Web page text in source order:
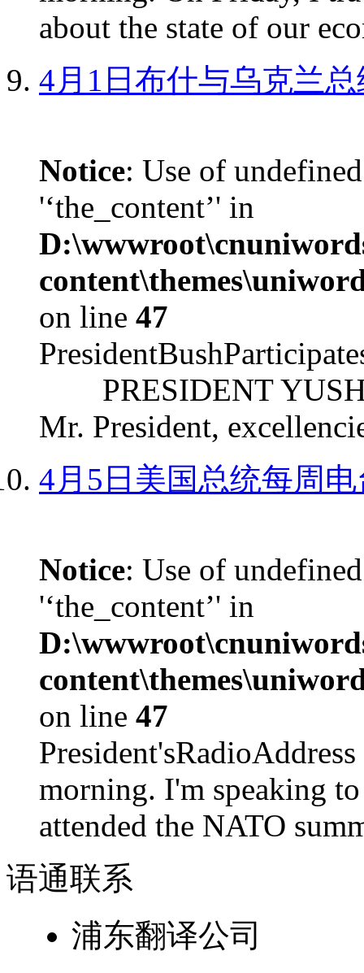
about the state of our
4月1日布什与乌克兰
Notice: Use of
'‘the_content’' in
on line 47
PRESIDENT
Mr. President,
4月5日美国总统每周
Notice: Use of
'‘the_content’' in
on line 47
morning. I'm speaking
attended the NATO
语通联系
浦东翻译公司